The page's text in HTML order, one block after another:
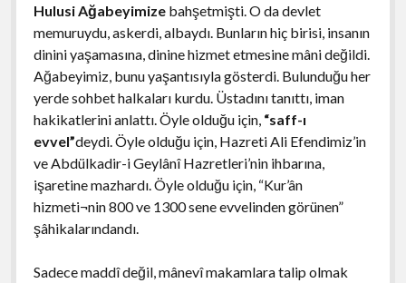
Hulusi Ağabeyimizebahşetmişti. O da devlet
memuruydu, askerdi, albaydı. Bunların hiç birisi, insanın
dinini yaşamasına, dinine hizmet etmesine mâni değildi.
Ağabeyimiz, bunu yaşantısıyla gösterdi. Bulunduğu her
yerde sohbet halkaları kurdu. Üstadını tanıttı, iman
hakikatlerini anlattı. Öyle olduğu için, “saff-ı
evvel”deydi. Öyle olduğu için, Hazreti Ali Efendimiz’in
ve Abdülkadir-i Geylânî Hazretleri’nin ihbarına,
işaretine mazhardı. Öyle olduğu için, “Kur’ân
hizmeti¬nin 800 ve 1300 sene evvelinden görünen”
şâhikalarındandı.
Sadece maddî değil, mânevî makamlara talip olmak